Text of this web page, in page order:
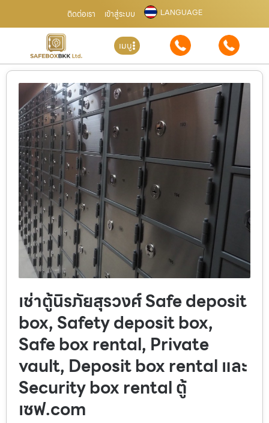
ติดต่อเรา เข้าสู่ระบบ LANGUAGE
เมนู
เช่าตู้นิรภัยสุรวงศ์ Safe deposit
box, Safety deposit box,
Safe box rental, Private
vault, Deposit box rental และ
Security box rental ตู้
เซฟ.com